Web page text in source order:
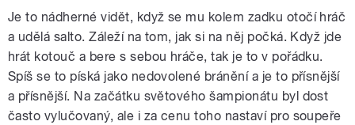
Je to nádherné vidět, když se mu kolem zadku otočí hráč
a udělá salto. Záleží na tom, jak si na něj počká. Když jde
hrát kotouč a bere s sebou hráče, tak je to v pořádku.
Spíš se to píská jako nedovolené bránění a je to přísnější
a přísnější. Na začátku světového šampionátu byl dost
často vylučovaný, ale i za cenu toho nastaví pro soupeře